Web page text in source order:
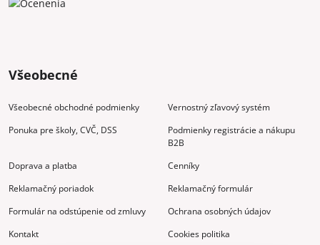
Všeobecné
Všeobecné obchodné podmienky
Vernostný zľavový systém
Ponuka pre školy, CVČ, DSS
Podmienky registrácie a nákupu
B2B
Doprava a platba
Cenníky
Reklamačný poriadok
Reklamačný formulár
Formulár na odstúpenie od zmluvy
Ochrana osobných údajov
Kontakt
Cookies politika